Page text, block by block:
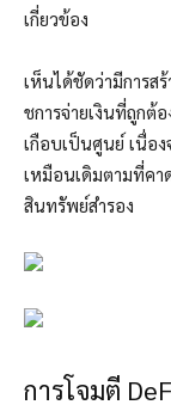
เกี่ยวข้อง
เห็นได้ชัดว่ามีการส
ชการจ่ายเงินที่ถูกต้
เกือบเป็นศูนย์ เนื่อง
เหมือนเดิมตามที่ค
สินทรัพย์สำรอง
การโจมตี